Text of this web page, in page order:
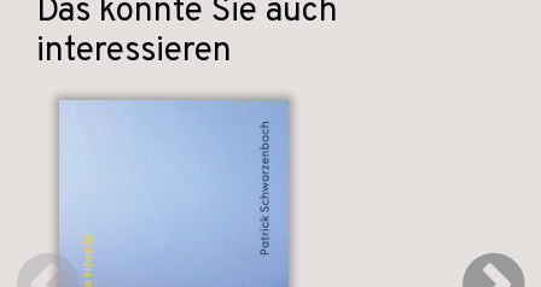
Das könnte Sie auch
interessieren